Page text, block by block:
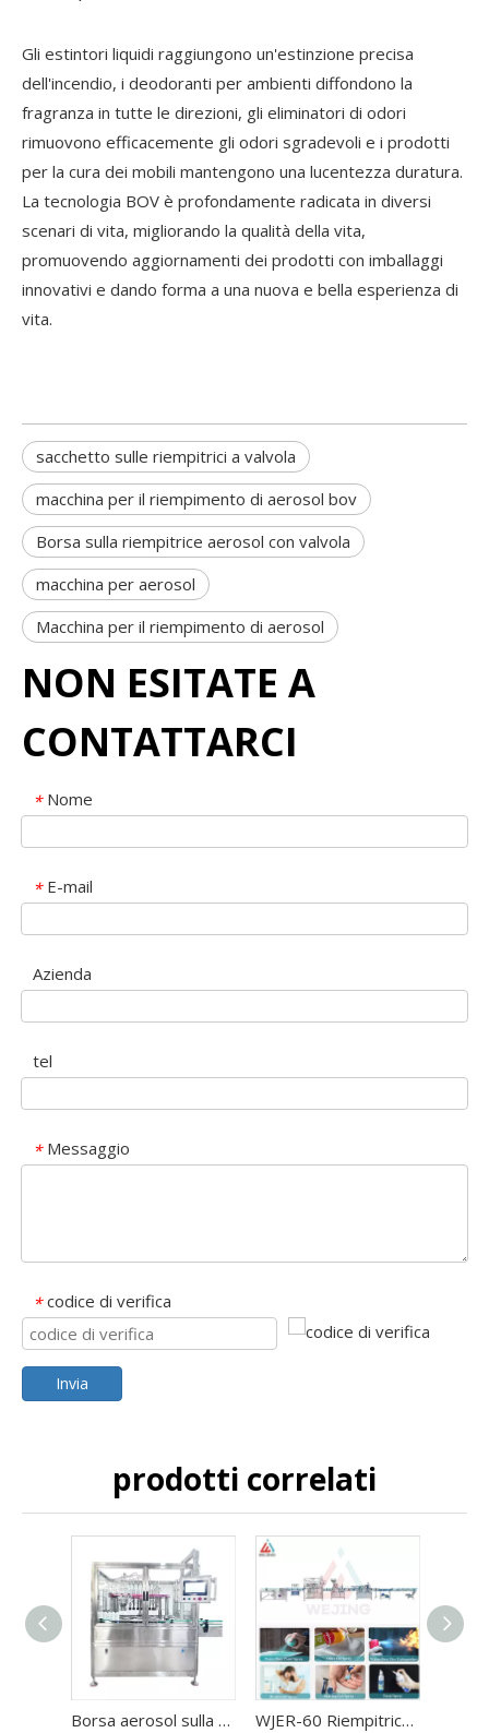
Gli estintori liquidi raggiungono un'estinzione precisa
dell'incendio, i deodoranti per ambienti diffondono la
fragranza in tutte le direzioni, gli eliminatori di odori
rimuovono efficacemente gli odori sgradevoli e i prodotti
per la cura dei mobili mantengono una lucentezza duratura.
La tecnologia BOV è profondamente radicata in diversi
scenari di vita, migliorando la qualità della vita,
promuovendo aggiornamenti dei prodotti con imballaggi
innovativi e dando forma a una nuova e bella esperienza di
vita.
sacchetto sulle riempitrici a valvola
macchina per il riempimento di aerosol bov
Borsa sulla riempitrice aerosol con valvola
macchina per aerosol
Macchina per il riempimento di aerosol
NON ESITATE A
CONTATTARCI
* Nome
* E-mail
Azienda
tel
* Messaggio
* codice di verifica
Invia
prodotti correlati
Borsa aerosol sulla macchina di riempimento della valvola per normale spray nasale salino WJER-60 Riempitrice automatica BOV con valvola per spray nasale Spray per olio d'oliva Deodorante Spray Gel da barba Spray Vernice a base d'acqua Spray Estintore a base d'acqua